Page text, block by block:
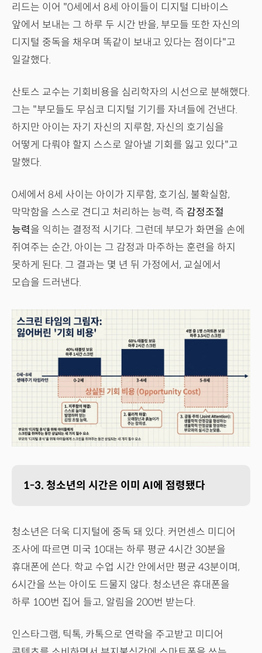
리드는 이어 "0세에서 8세 아이들이 디지털 디바이스
앞에서 보내는 그 하루 두 시간 반을, 부모들 또한 자신의
디지털 중독을 채우며 똑같이 보내고 있다는 점이다"고
일갈했다.
산토스 교수는 기회비용을 심리학자의 시선으로 분해했다.
그는 "부모들도 무심코 디지털 기기를 자녀들에 건낸다.
하지만 아이는 자기 자신의 지루함, 자신의 호기심을
어떻게 다뤄야 할지 스스로 알아낼 기회를 잃고 있다"고
말했다.
0세에서 8세 사이는 아이가 지루함, 호기심, 불확실함,
막막함을 스스로 견디고 처리하는 능력, 즉 감정조절
능력을 익히는 결정적 시기다. 그런데 부모가 화면을 손에
쥐여주는 순간, 아이는 그 감정과 마주하는 훈련을 하지
못하게 된다. 그 결과는 몇 년 뒤 가정에서, 교실에서
모습을 드러낸다.
1-3. 청소년의 시간은 이미 AI에 점령됐다
청소년은 더욱 디지털에 중독 돼 있다. 커먼센스 미디어
조사에 따르면 미국 10대는 하루 평균 4시간 30분을
휴대폰에 쓴다. 학교 수업 시간 안에서만 평균 43분이며,
6시간을 쓰는 아이도 드물지 않다. 청소년은 휴대폰을
하루 100번 집어 들고, 알림을 200번 받는다.
인스타그램, 틱톡, 카톡으로 연락을 주고받고 미디어